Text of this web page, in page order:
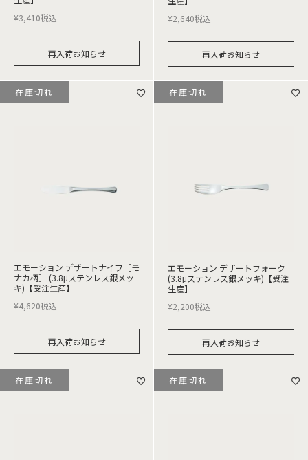
¥3,410税込
再入荷お知らせ
¥2,640税込
再入荷お知らせ
エモーション デザートナイフ［モ
ナカ柄］ (3.8μステンレス銀メッ
キ)【受注生産】
¥4,620税込
再入荷お知らせ
在庫切れ
エモーション デザートフォーク
(3.8μステンレス銀メッキ)【受注
生産】
¥2,200税込
再入荷お知らせ
在庫切れ
在庫切れ 在庫切れ